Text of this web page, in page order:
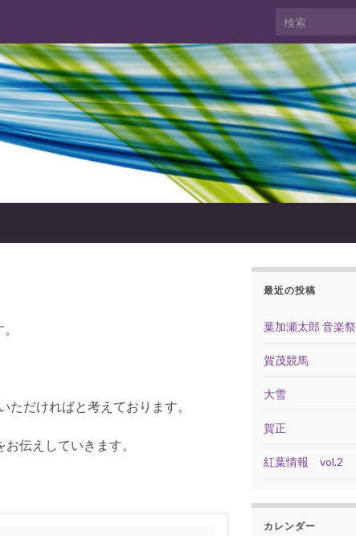
Search for:
だければと考えております。
伝えしていきます。
最近の投稿
葉加瀬太郎 音楽祭
賀茂競馬
大雪
賀正
紅葉情報 vol.2
カレンダー